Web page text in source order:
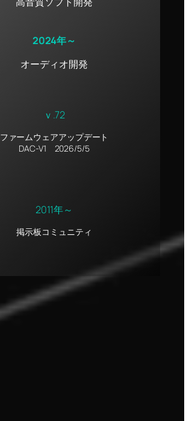
2024年～
オーディオ開発
ｖ.72
ファームウェアアップデート
DAC-V1 2026/5/5
2011年～
掲示板コミュニティ